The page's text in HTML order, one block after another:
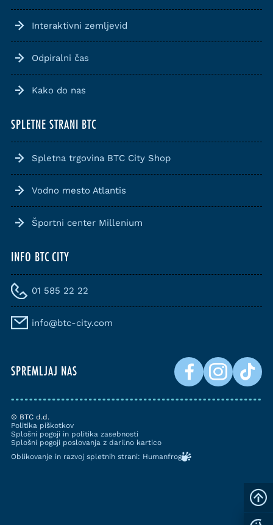
Interaktivni zemljevid
Odpiralni čas
Kako do nas
SPLETNE STRANI BTC
Spletna trgovina BTC City Shop
Vodno mesto Atlantis
Športni center Millenium
INFO BTC CITY
01 585 22 22
info@btc-city.com
SPREMLJAJ NAS
© BTC d.d.
Politika piškotkov
Splošni pogoji in politika zasebnosti
Splošni pogoji poslovanja z darilno kartico
Oblikovanje in razvoj spletnih strani: Humanfrog